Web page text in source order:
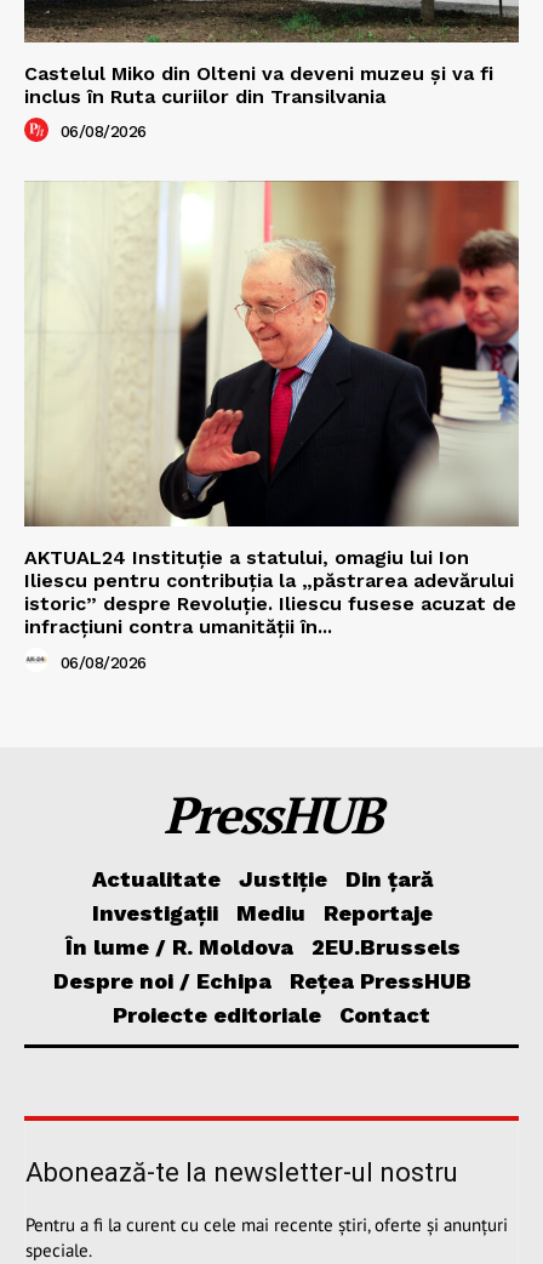
Castelul Miko din Olteni va deveni muzeu şi va fi
inclus în Ruta curiilor din Transilvania
06/08/2026
AKTUAL24 Instituție a statului, omagiu lui Ion
Iliescu pentru contribuția la „păstrarea adevărului
istoric” despre Revoluție. Iliescu fusese acuzat de
infracțiuni contra umanității în...
06/08/2026
PressHUB
Actualitate Justiție
Din țară
Investigații
Mediu
Reportaje
În lume / R. Moldova
2EU.Brussels
Despre noi / Echipa
Rețea PressHUB
Proiecte editoriale
Contact
Abonează-te la newsletter-ul nostru
Pentru a fi la curent cu cele mai recente știri, oferte și anunțuri
speciale.